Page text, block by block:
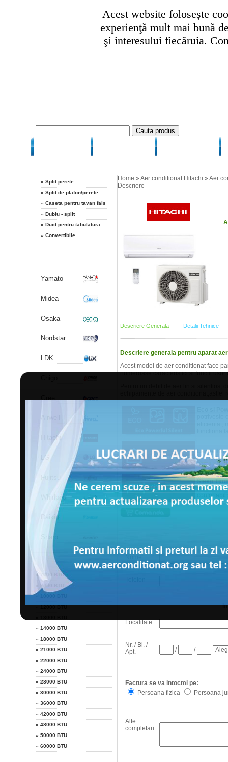
Acest website foloseşte
experienţă mult mai bună
şi interesului fiecăruia.
» Split perete
» Split de plafon/perete
» Caseta pentru tavan fals
» Dublu - split
» Duct pentru tabulatura
» Convertibile
Yamato
Midea
Osaka
Nordstar
LDK
Gree
Hitachi
LG
Fujitsu
Whirlpool
Daikin
Sharp
Putere
»
7000 BTU
9000 BTU
» 14000 BTU
» 18000 BTU
» 21000 BTU
» 22000 BTU
» 24000 BTU
» 28000 BTU
» 30000 BTU
» 36000 BTU
» 42000 BTU
» 48000 BTU
» 50000 BTU
» 60000 BTU
Home » Aer conditionat Hitachi » Aer
Descriere
Descriere Generala Detalii Tehnice
Descriere generala pentru aparat
Acest model de aer conditionat face
numeroase caracteristici si functii usor
Leave
se poate
Sleep
pentru a
Localitate
Nr. / Bl. /
Apt.
/ /
Factura se va intocmi pe:
Persoana fizica
Persoana
Alte
completari